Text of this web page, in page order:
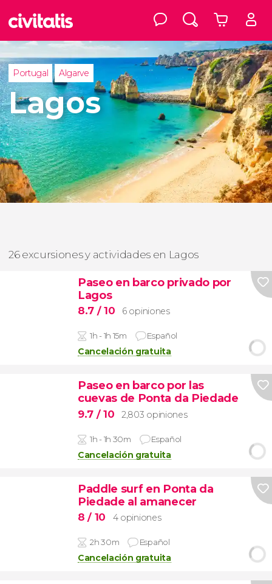
Portugal Algarve
Lagos
26 excursiones y actividades en Lagos
Paseo en barco privado por
Lagos
8.7 / 10 6 opiniones
1h - 1h 15m Español
Cancelación gratuita
Paseo en barco por las
cuevas de Ponta da Piedade
9.7 / 10 2,803 opiniones
1h - 1h 30m Español
Cancelación gratuita
Paddle surf en Ponta da
Piedade al amanecer
8/ 10 4 opiniones
2h 30m Español
Cancelación gratuita